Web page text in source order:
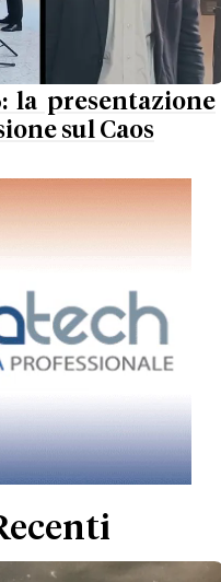
la presentazione
sul Caos